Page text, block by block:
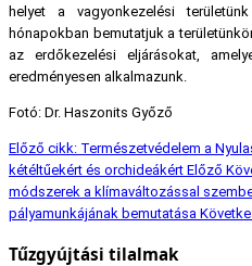
helyet a vagyonkezelési
hónapokban bemutatjuk a
az erdőkezelési eljárásokat,
eredményesen alkalmazunk.
Fotó: Dr. Haszonits Győző
Előző cikk: Természetvédelem a
kétéltűekért és orchideákért Előző
módszerek a klímaváltozással
pályamunkájának bemutatása
Tűzgyújtási tilalmak